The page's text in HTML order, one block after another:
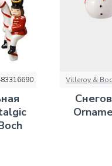
Villeroy &